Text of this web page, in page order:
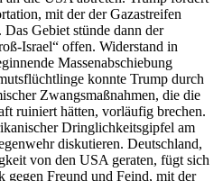
mit der der Gazastreifen
Das Gebiet stünde dann der
Israel“ offen. Widerstand in
Massenabschiebung
konnte Trump durch
Zwangsmaßnahmen, die die
ruiniert hätten, vorläufig brechen.
Dringlichkeitsgipfel am
diskutieren. Deutschland,
von den USA geraten, fügt sich
gegen Freund und Feind, mit der